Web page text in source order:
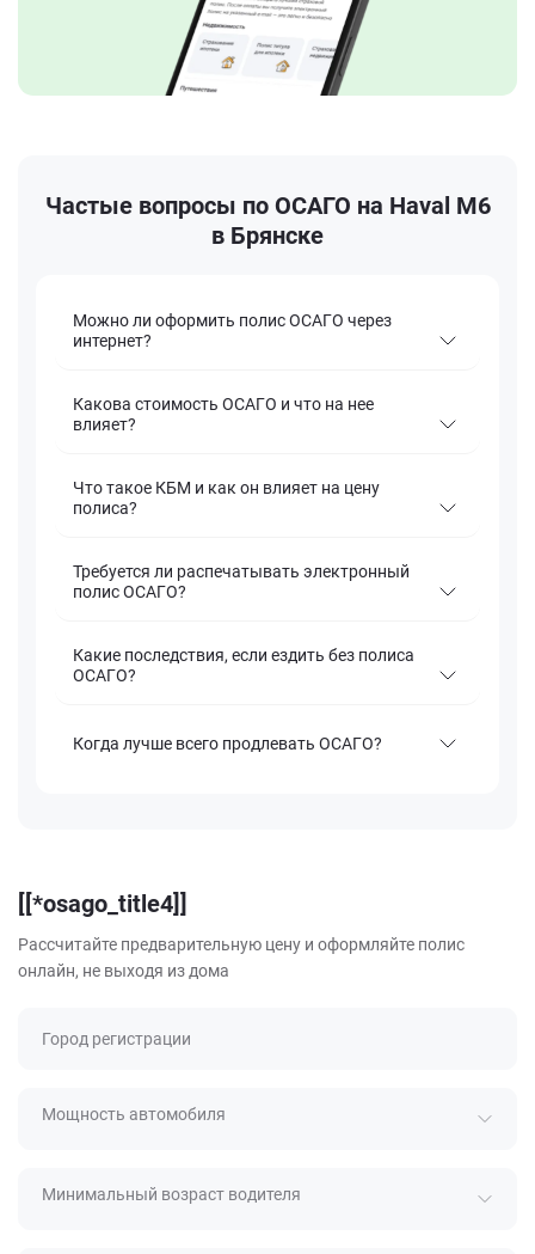
Частые вопросы по ОСАГО на Haval M6
в Брянске
Можно ли оформить полис ОСАГО через
интернет?
Какова стоимость ОСАГО и что на нее
влияет?
Что такое КБМ и как он влияет на цену
полиса?
Требуется ли распечатывать электронный
полис ОСАГО?
Какие последствия, если ездить без полиса
ОСАГО?
Когда лучше всего продлевать ОСАГО?
[[*osago_title4]]
Рассчитайте предварительную цену и оформляйте полис
онлайн, не выходя из дома
Город регистрации
Мощность автомобиля
Минимальный возраст водителя